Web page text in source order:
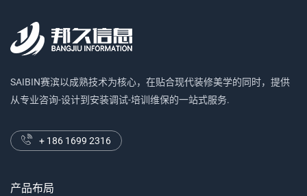
SAIBIN赛滨以成熟技术为核心，在贴合现代装修美学的同时，提供
从专业咨询-设计到安装调试-培训维保的一站式服务.
+ 186 1699 2316
产品布局